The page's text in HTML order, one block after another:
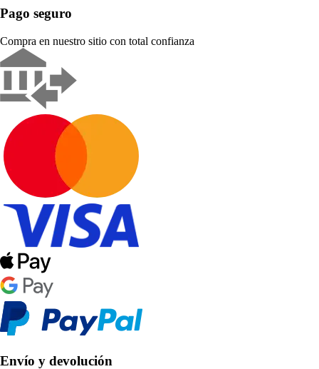
Pago seguro
Compra en nuestro sitio con total confianza
Envío y devolución